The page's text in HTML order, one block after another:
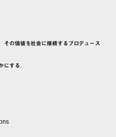
の価値を社会に接続するプロデュース
する。